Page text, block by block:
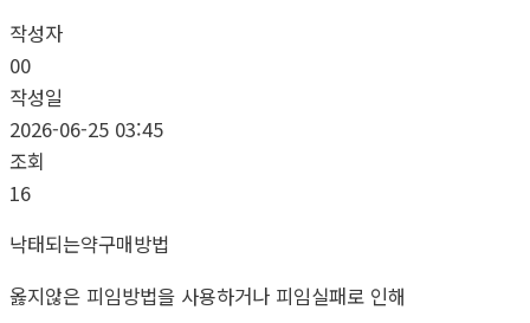
작성자
00
작성일
2026-06-25 03:45
조회
16
낙태되는약구매방법
옳지않은 피임방법을 사용하거나 피임실패로 인해